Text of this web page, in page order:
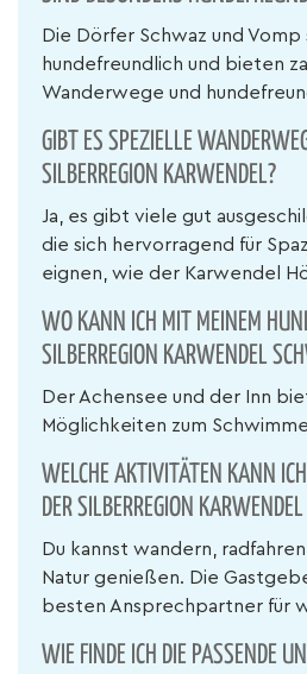
Die Dörfer Schwaz und
hundefreundlich und bieten
Wanderwege und
GIBT ES SPEZIELLE
SILBERREGION KARWENDEL?
Ja, es gibt viele gut
die sich hervorragend für
eignen, wie der Karwendel
WO KANN ICH MIT MEINEM
SILBERREGION KARWENDEL
Der Achensee und der Inn
Möglichkeiten zum
WELCHE AKTIVITÄTEN KANN
DER SILBERREGION
Du kannst wandern,
Natur genießen. Die
besten Ansprechpartner für
WIE FINDE ICH DIE PASSENDE